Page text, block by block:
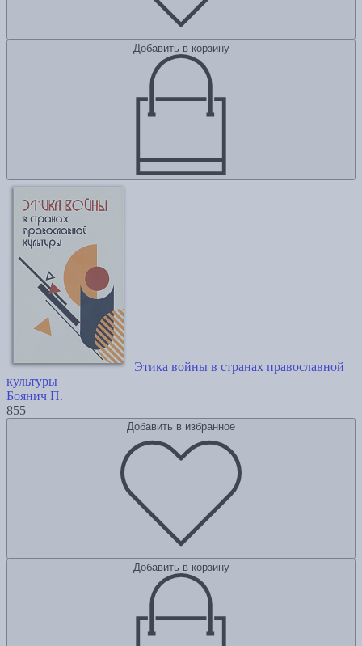
Добавить в корзину
Этика войны в странах православной
культуры
Боянич П.
855
Добавить в избранное
Добавить в корзину